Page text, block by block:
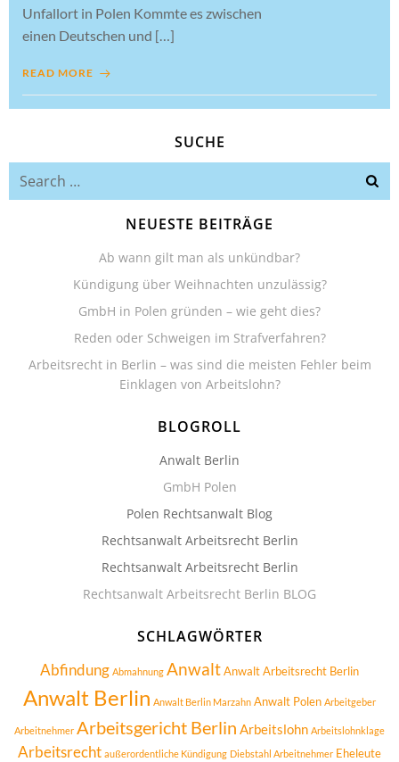
Unfallort in Polen Kommte es zwischen
einen Deutschen und […]
READ MORE
SUCHE
Search
NEUESTE BEITRÄGE
Ab wann gilt man als unkündbar?
Kündigung über Weihnachten unzulässig?
GmbH in Polen gründen – wie geht dies?
Reden oder Schweigen im Strafverfahren?
Arbeitsrecht in Berlin – was sind die meisten Fehler beim
Einklagen von Arbeitslohn?
BLOGROLL
Anwalt Berlin
GmbH Polen
Polen Rechtsanwalt Blog
Rechtsanwalt Arbeitsrecht Berlin
Rechtsanwalt Arbeitsrecht Berlin
Rechtsanwalt Arbeitsrecht Berlin BLOG
SCHLAGWÖRTER
Abfindung Abmahnung AnwaltAnwalt Arbeitsrecht Berlin
Anwalt Berlin Anwalt Berlin Marzahn Anwalt Polen Arbeitgeber
Arbeitnehmer Arbeitsgericht Berlin Arbeitslohn Arbeitslohnklage
Arbeitsrecht außerordentliche Kündigung Diebstahl Arbeitnehmer Eheleute